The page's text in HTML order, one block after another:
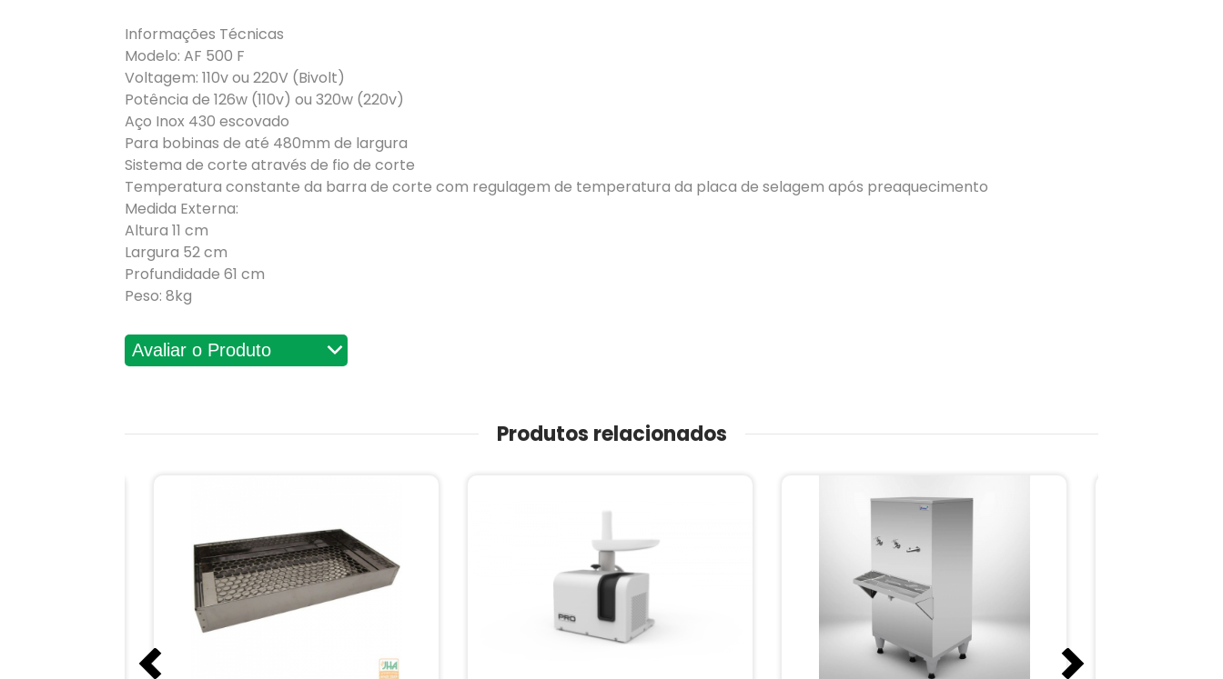
Informações Técnicas
Modelo: AF 500 F
Voltagem: 110v ou 220V (Bivolt)
Potência de 126w (110v) ou 320w (220v)
Aço Inox 430 escovado
Para bobinas de até 480mm de largura
Sistema de corte através de fio de corte
Temperatura constante da barra de corte com regulagem de temperatura da placa de selagem após preaquecimento
Medida Externa:
Altura 11 cm
Largura 52 cm
Profundidade 61 cm
Peso: 8kg
Avaliações
Produtos relacionados